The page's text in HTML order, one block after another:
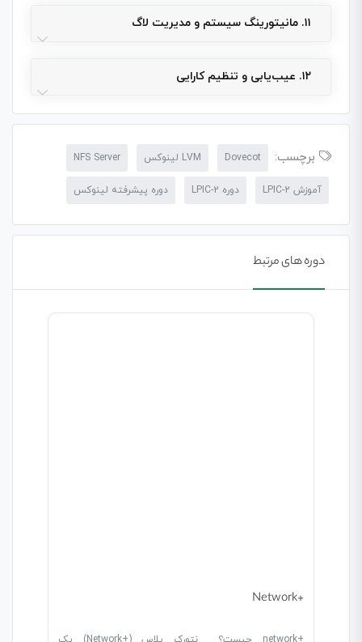
۱۱. مانیتورینگ سیستم و مدیریت لاگ
۱۲. عیب‌یابی و تنظیم کارایی
برچسب: Dovecot LVM لینوکس NFS Server
آموزش LPIC-2 دوره LPIC-2 دوره پیشرفته لینوکس
دوره های مرتبط
+Network